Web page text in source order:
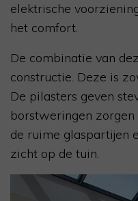
elektrische
het comfort.
De combinatie van
constructie. Deze is
De pilasters geven
borstweringen
de ruime glaspartijen
zicht op de tuin.